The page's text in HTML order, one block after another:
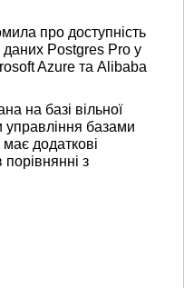
про доступність
Postgres Pro у
Azure та Alibaba
на базі вільної
управління базами
додаткові
з